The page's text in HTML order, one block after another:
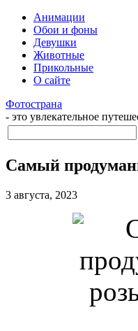
Анимации
Обои и фоны
Девушки
Животные
Прикольные
О сайте
Фотострана
- это увлекательное
Самый
3 августа, 2023